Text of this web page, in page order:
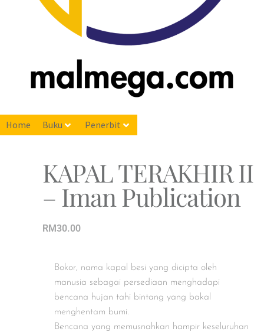
Home Buku Penerbit
KAPAL TERAKHIR II
– Iman Publication
RM30.00
Bokor, nama kapal besi yang dicipta oleh
manusia sebagai persediaan menghadapi
bencana hujan tahi bintang yang bakal
menghentam bumi.
Bencana yang memusnahkan hampir keseluruhan